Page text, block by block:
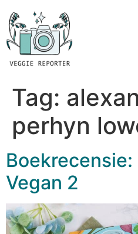
Tag:
perhyn
Boekrecensie:
Vegan 2